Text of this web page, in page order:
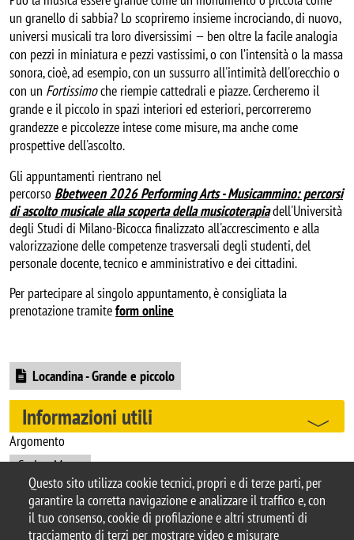
Questo sito utilizza cookie tecnici, propri e di terze parti, per
garantire la corretta navigazione e analizzare il traffico e, con
il tuo consenso, cookie di profilazione e altri strumenti di
tracciamento di terzi per mostrare video e misurare
un granello di sabbia? Lo scopriremo insieme incrociando, di nuovo,
universi musicali tra loro diversissimi — ben oltre la facile analogia
con pezzi in miniatura e pezzi vastissimi, o con l’intensità o la massa
sonora, cioè, ad esempio, con un sussurro all'intimità dell'orecchio o
con un Fortissimo che riempie cattedrali e piazze. Cercheremo il
grande e il piccolo in spazi interiori ed esteriori, percorreremo
grandezze e piccolezze intese come misure, ma anche come
prospettive dell'ascolto.
Gli appuntamenti rientrano nel
percorso Bbetween 2026 Performing Arts - Musicammino: percorsi
di ascolto musicale alla scoperta della musicoterapiadell'Università
degli Studi di Milano-Bicocca finalizzato all'accrescimento e alla
valorizzazione delle competenze trasversali degli studenti, del
personale docente, tecnico e amministrativo e dei cittadini.
Per partecipare al singolo appuntamento, è consigliata la
prenotazione tramiteform online
DocumentLocandina - Grande e piccolo
Informazioni utili
Argomento
CuriosaMente